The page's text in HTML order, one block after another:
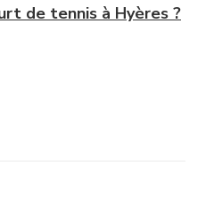
de tennis à Hyères ?